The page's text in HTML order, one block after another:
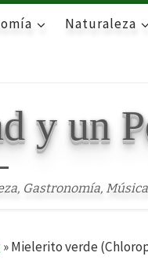
Naturaleza
y un
Gastronomía,
»Mielerito verde